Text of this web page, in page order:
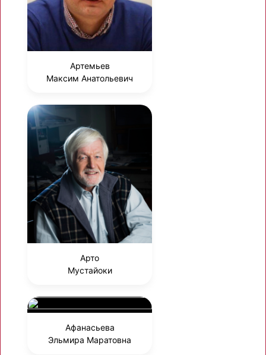
Артемьев
Максим Анатольевич
Арто
Мустайоки
Афанасьева
Эльмира Маратовна